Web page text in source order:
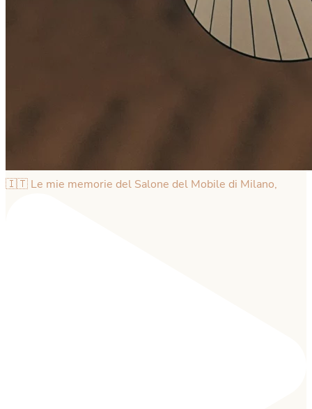
🇮🇹 Le mie memorie del Salone del Mobile di Milano,